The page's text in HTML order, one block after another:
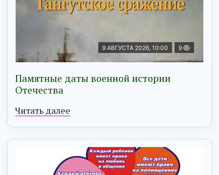
9 АВГУСТА 2026, 10:00 9
Памятные даты военной истории
Отечества
Читать далее